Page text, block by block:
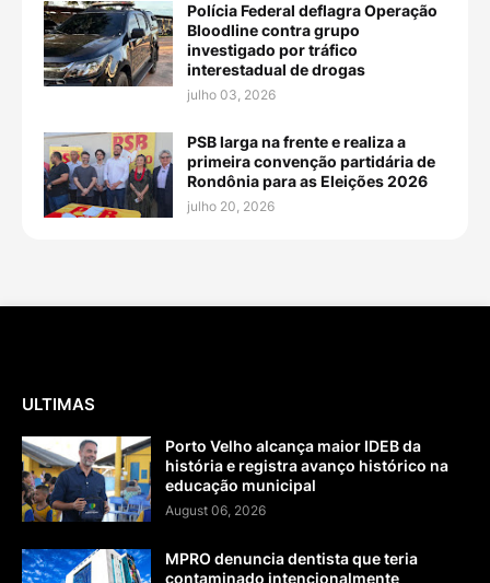
Polícia Federal deflagra Operação
Bloodline contra grupo
investigado por tráfico
interestadual de drogas
julho 03, 2026
PSB larga na frente e realiza a
primeira convenção partidária de
Rondônia para as Eleições 2026
julho 20, 2026
ULTIMAS
Porto Velho alcança maior IDEB da
história e registra avanço histórico na
educação municipal
August 06, 2026
MPRO denuncia dentista que teria
contaminado intencionalmente